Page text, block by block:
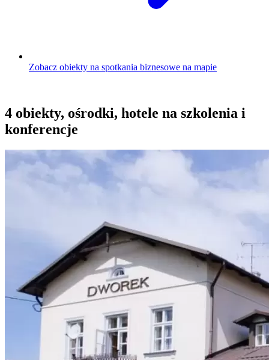
Zobacz obiekty na spotkania biznesowe na mapie
4 obiekty, ośrodki, hotele na szkolenia i
konferencje